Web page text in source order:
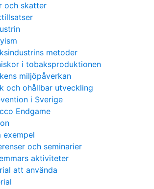
och skatter
metoder
i tobaksproduktionen
miljöpåverkan
och ohållbar utveckling
i Sverige
Endgame
exempel
och seminarier
aktiviteter
att använda